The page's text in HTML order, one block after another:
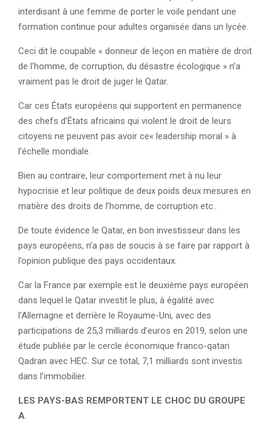
interdisant à une femme de porter le voile pendant une
formation continue pour adultes organisée dans un lycée.
Ceci dit le coupable « donneur de leçon en matière de droit
de l’homme, de corruption, du désastre écologique » n’a
vraiment pas le droit de juger le Qatar.
Car ces États européens qui supportent en permanence
des chefs d’États africains qui violent le droit de leurs
citoyens ne peuvent pas avoir ce« leadership moral » à
l’échelle mondiale.
Bien au contraire, leur comportement met à nu leur
hypocrisie et leur politique de deux poids deux mesures en
matière des droits de l’homme, de corruption etc..
De toute évidence le Qatar, en bon investisseur dans les
pays européens, n’a pas de soucis à se faire par rapport à
l’opinion publique des pays occidentaux.
Car la France par exemple est le deuxième pays européen
dans lequel le Qatar investit le plus, à égalité avec
l’Allemagne et derrière le Royaume-Uni, avec des
participations de 25,3 milliards d’euros en 2019, selon une
étude publiée par le cercle économique franco-qatari
Qadran avec HEC. Sur ce total, 7,1 milliards sont investis
dans l’immobilier.
LES PAYS-BAS REMPORTENT LE CHOC DU GROUPE
A.